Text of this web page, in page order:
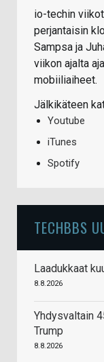
io-techin
perjantaisin
Sampsa ja
viikon ajalta
mobiiliaiheet.
Jälkikäteen
Youtube
iTunes
Spotify
TECHBBS
Laadukkaat
8.8.2026
Yhdysvaltain
Trump
8.8.2026